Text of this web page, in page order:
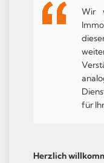
Wir
für
Herzlich